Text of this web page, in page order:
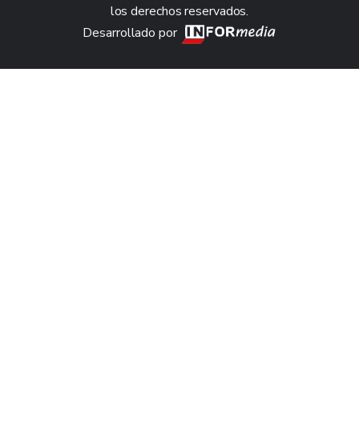
los derechos reservados.
Desarrollado por